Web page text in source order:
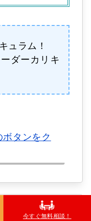
ュラム！
ダーカリキ
タンをク
今すぐ無料相談！